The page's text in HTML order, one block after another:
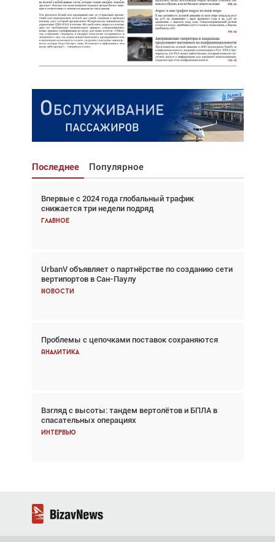
Последнее Популярное
Впервые с 2024 года глобальный трафик
снижается три недели подряд
Главное
UrbanV объявляет о партнёрстве по созданию сети
вертипортов в Сан-Паулу
Новости
Проблемы с цепочками поставок сохраняются
Аналитика
Взгляд с высоты: тандем вертолётов и БПЛА в
спасательных операциях
Интервью
Взгляд с высоты: тандем вертолётов и БПЛА в
спасательных операциях
Главное
Авиационный фотограф Дэйв Кох: «Фотография
говорит сама за себя... а ИИ всё портит»
Новости
Впервые с 2024 года глобальный трафик
снижается три недели подряд
Частный самолёт – это актив. Подходите к
покупке соответствующим образом
Интервью